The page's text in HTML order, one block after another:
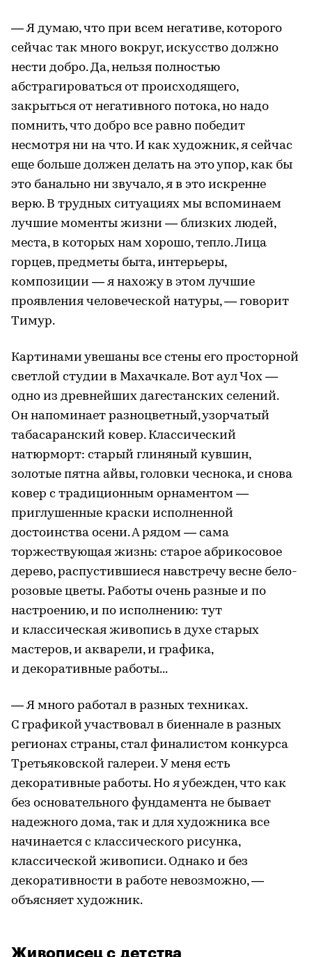
— Я думаю, что при всем негативе, которого
сейчас так много вокруг, искусство должно
нести добро. Да, нельзя полностью
абстрагироваться от происходящего,
закрыться от негативного потока, но надо
помнить, что добро все равно победит
несмотря ни на что. И как художник, я сейчас
еще больше должен делать на это упор, как бы
это банально ни звучало, я в это искренне
верю. В трудных ситуациях мы вспоминаем
лучшие моменты жизни — близких людей,
места, в которых нам хорошо, тепло. Лица
горцев, предметы быта, интерьеры,
композиции — я нахожу в этом лучшие
проявления человеческой натуры, — говорит
Тимур.
Картинами увешаны все стены его просторной
светлой студии в Махачкале. Вот аул Чох —
одно из древнейших дагестанских селений.
Он напоминает разноцветный, узорчатый
табасаранский ковер. Классический
натюрморт: старый глиняный кувшин,
золотые пятна айвы, головки чеснока, и снова
ковер с традиционным орнаментом —
приглушенные краски исполненной
достоинства осени. А рядом — сама
торжествующая жизнь: старое абрикосовое
дерево, распустившиеся навстречу весне бело-
розовые цветы. Работы очень разные и по
настроению, и по исполнению: тут
и классическая живопись в духе старых
мастеров, и акварели, и графика,
и декоративные работы...
— Я много работал в разных техниках.
С графикой участвовал в биеннале в разных
регионах страны, стал финалистом конкурса
Третьяковской галереи. У меня есть
декоративные работы. Но я убежден, что как
без основательного фундамента не бывает
надежного дома, так и для художника все
начинается с классического рисунка,
классической живописи. Однако и без
декоративности в работе невозможно, —
объясняет художник.
Живописец с детства